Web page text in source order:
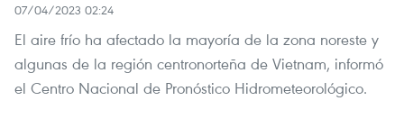
07/04/2023 02:24
El aire frío ha afectado la mayoría de la zona noreste y
algunas de la región centronorteña de Vietnam, informó
el Centro Nacional de Pronóstico Hidrometeorológico.